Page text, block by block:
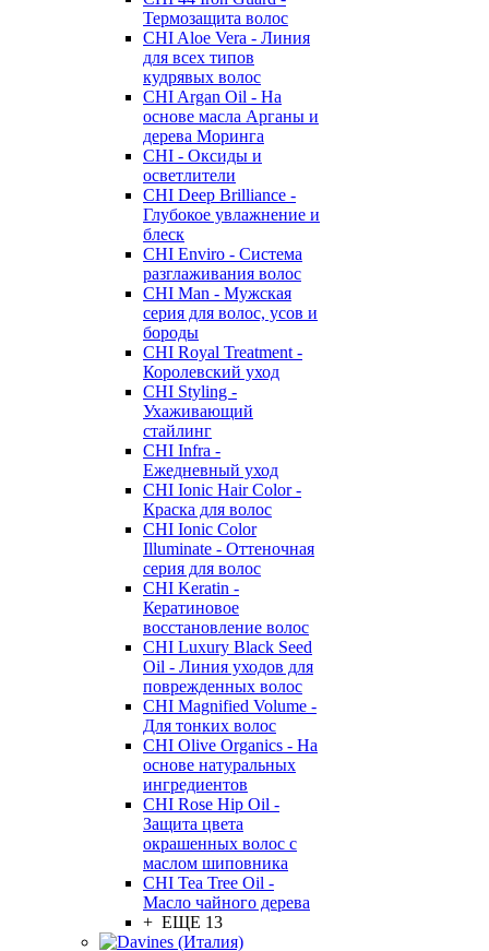
Термозащита волос
CHI Aloe Vera - Линия
для всех типов
кудрявых волос
CHI Argan Oil - На
основе масла Арганы и
дерева Моринга
CHI - Оксиды и
осветлители
CHI Deep Brilliance -
Глубокое увлажнение и
блеск
CHI Enviro - Система
разглаживания волос
CHI Man - Мужская
серия для волос, усов и
бороды
CHI Royal Treatment -
Королевский уход
CHI Styling -
Ухаживающий
стайлинг
CHI Infra -
Ежедневный уход
CHI Ionic Hair Color -
Краска для волос
CHI Ionic Color
Illuminate - Оттеночная
серия для волос
CHI Keratin -
Кератиновое
восстановление волос
CHI Luxury Black Seed
Oil - Линия уходов для
поврежденных волос
CHI Magnified Volume -
Для тонких волос
CHI Olive Organics - На
основе натуральных
ингредиентов
CHI Rose Hip Oil -
Защита цвета
окрашенных волос с
маслом шиповника
CHI Tea Tree Oil -
Масло чайного дерева
+ ЕЩЕ 13